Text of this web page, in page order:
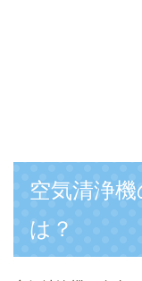
空気清浄
は？